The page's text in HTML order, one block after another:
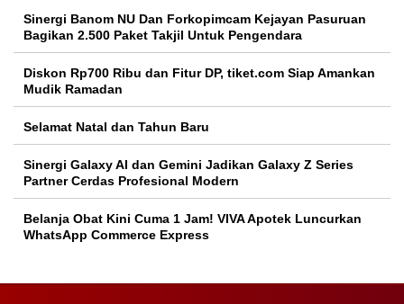
Sinergi Banom NU Dan Forkopimcam Kejayan Pasuruan
Bagikan 2.500 Paket Takjil Untuk Pengendara
Diskon Rp700 Ribu dan Fitur DP, tiket.com Siap Amankan
Mudik Ramadan
Selamat Natal dan Tahun Baru
Sinergi Galaxy AI dan Gemini Jadikan Galaxy Z Series
Partner Cerdas Profesional Modern
Belanja Obat Kini Cuma 1 Jam! VIVA Apotek Luncurkan
WhatsApp Commerce Express